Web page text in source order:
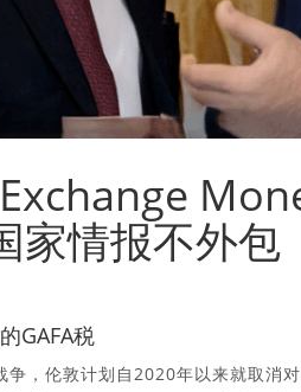
家情报不外包
GAFA税
，伦敦计划自2020年以来就取消